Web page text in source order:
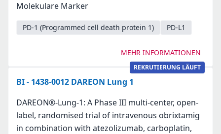
Molekulare Marker
PD-1 (Programmed cell death protein 1) PD-L1
MEHR INFORMATIONEN
REKRUTIERUNG LÄUFT
BI - 1438-0012 DAREON Lung 1
DAREON®-Lung-1: A Phase III multi-center, open-
label, randomised trial of intravenous obrixtamig
in combination with atezolizumab, carboplatin,